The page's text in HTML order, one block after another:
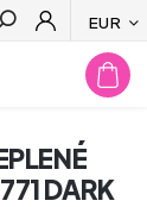
EUR
Hľadať
DARK